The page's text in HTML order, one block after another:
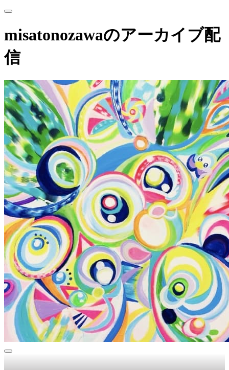
misatonozawaのアーカイブ配
信